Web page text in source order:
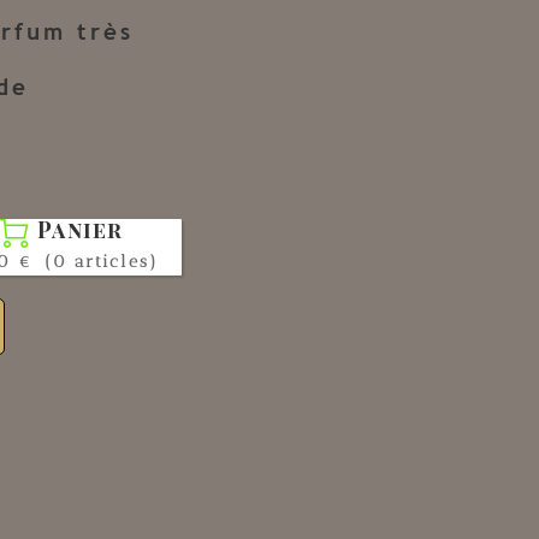
très
 Panier
€ (0 articles)